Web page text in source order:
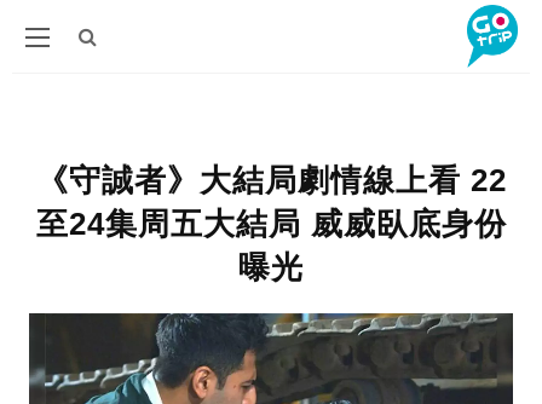
《守誠者》大結局劇情線上看 22
至24集周五大結局 威威臥底身份
曝光